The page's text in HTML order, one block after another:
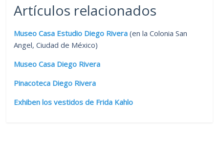
Artículos relacionados
Museo Casa Estudio Diego Rivera (en la Colonia San
Angel, Ciudad de México)
Museo Casa Diego Rivera
Pinacoteca Diego Rivera
Exhiben los vestidos de Frida Kahlo